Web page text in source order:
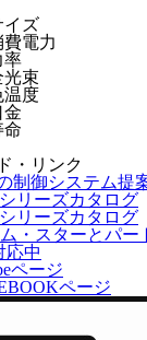
イズ
費電力
率
光束
温度
金
命
・リンク